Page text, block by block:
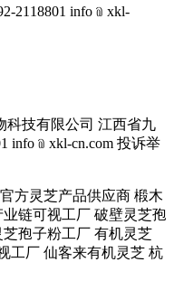
2118801 info﹫xkl-
科技有限公司 江西省九
info﹫xkl-cn.com 投诉举
方灵芝产品供应商 椴木
链可视工厂 破壁灵芝孢
孢子粉工厂 有机灵芝
工厂 仙客来有机灵芝 杭